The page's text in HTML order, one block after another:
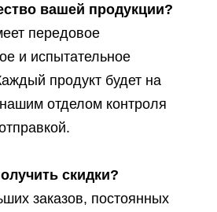
вашей продукции?
передовое
и испытательное
продукт будет на
отделом контроля
скидки?
заказов, постоянных